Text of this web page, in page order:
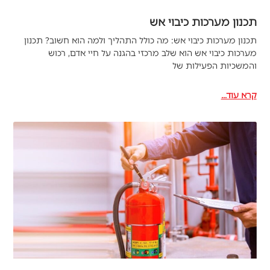
תכנון מערכות כיבוי אש
תכנון מערכות כיבוי אש: מה כולל התהליך ולמה הוא חשוב? תכנון
מערכות כיבוי אש הוא שלב מרכזי בהגנה על חיי אדם, רכוש
והמשכיות הפעילות של
קרא עוד...